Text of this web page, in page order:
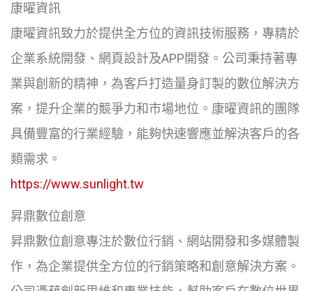
康曜資訊
康曜資訊致力於提供全方位的資訊技術服務，專精於
企業系統開發、網頁設計及APP開發。公司秉持著專
業與創新的精神，為客戶打造量身訂製的數位解決方
案，提升企業的競爭力和市場地位。康曜資訊的團隊
具備豐富的行業經驗，能夠快速響應並解決客戶的各
類需求。
https://www.sunlight.tw
昇鼎數位創意
昇鼎數位創意專注於數位行銷、網站開發和多媒體製
作，為企業提供全方位的行銷策略和創意解決方案。